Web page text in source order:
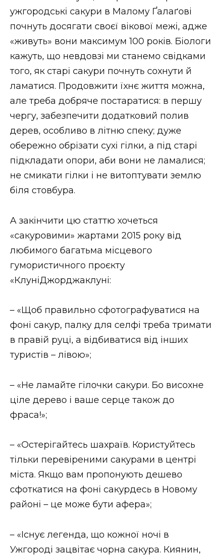
ужгородські сакури в Малому Ґалаґові
почнуть досягати своєї вікової межі, адже
«живуть» вони максимум 100 років. Біологи
кажуть, що невдовзі ми станемо свідками
того, як старі сакури почнуть сохнути й
ламатися. Продовжити їхнє життя можна,
але треба добряче постаратися: в першу
чергу, забезпечити додатковий полив
дерев, особливо в літню спеку; дуже
обережно обрізати сухі гілки, а під старі
підкладати опори, аби вони не ламалися;
не смикати гілки і не витоптувати землю
біля стовбура.
А закінчити цю статтю хочеться
«сакуровими» жартами 2015 року від
любимого багатьма місцевого
гумористичного проєкту
«КлуніДжорджаклуні:
– «Щоб правильно сфотографуватися на
фоні сакур, палку для селфі треба тримати
в правій руці, а відбиватися від інших
туристів – лівою»;
– «Не ламайте гілочки сакури. Бо висохне
ціле дерево і ваше серце також до
фраса!»;
– «Остерігайтесь шахраїв. Користуйтесь
тільки перевіреними сакурами в центрі
міста. Якщо вам пропонують дешево
сфоткатися на фоні сакурдесь в Новому
районі – це може бути афера»;
– «Існує легенда, що кожної ночі в
Ужгороді зацвітає чорна сакура. Киянин,